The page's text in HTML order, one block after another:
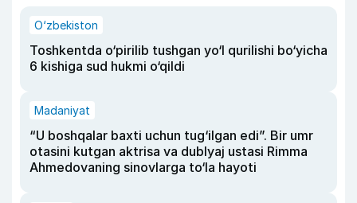
O‘zbekiston
Toshkentda o‘pirilib tushgan yo‘l qurilishi bo‘yicha
6 kishiga sud hukmi o‘qildi
Madaniyat
“U boshqalar baxti uchun tug‘ilgan edi”. Bir umr
otasini kutgan aktrisa va dublyaj ustasi Rimma
Ahmedovaning sinovlarga to‘la hayoti